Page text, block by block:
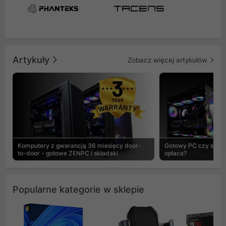
Artykuły Zobacz więcej artykułów
Komputery z gwarancją 36 miesięcy door-
to-door - gotowe ZENPC i składaki
Gotowy PC czy
opłaca?
Popularne kategorie w sklepie